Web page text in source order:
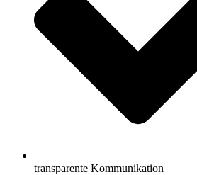
transparente Kommunikation